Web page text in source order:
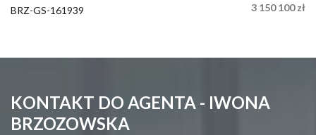
BRZ-GS-161939 3 150 100 zł
KONTAKT DO AGENTA - IWONA
BRZOZOWSKA